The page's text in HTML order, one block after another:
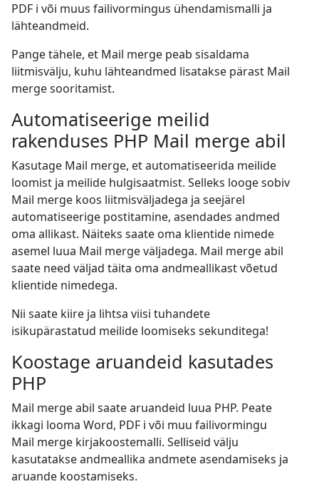
PDF i või muus failivormingus ühendamismalli ja
lähteandmeid.
Pange tähele, et Mail merge peab sisaldama
liitmisvälju, kuhu lähteandmed lisatakse pärast Mail
merge sooritamist.
Automatiseerige meilid
rakenduses PHP Mail merge abil
Kasutage Mail merge, et automatiseerida meilide
loomist ja meilide hulgisaatmist. Selleks looge sobiv
Mail merge koos liitmisväljadega ja seejärel
automatiseerige postitamine, asendades andmed
oma allikast. Näiteks saate oma klientide nimede
asemel luua Mail merge väljadega. Mail merge abil
saate need väljad täita oma andmeallikast võetud
klientide nimedega.
Nii saate kiire ja lihtsa viisi tuhandete
isikupärastatud meilide loomiseks sekunditega!
Koostage aruandeid kasutades
PHP
Mail merge abil saate aruandeid luua PHP. Peate
ikkagi looma Word, PDF i või muu failivormingu
Mail merge kirjakoostemalli. Selliseid välju
kasutatakse andmeallika andmete asendamiseks ja
aruande koostamiseks.